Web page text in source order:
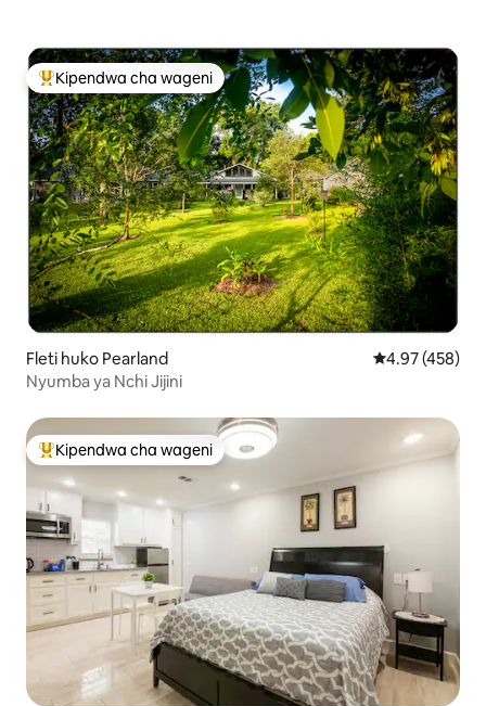
Kipendwa maarufu cha wageni
Kipendwa cha wageni
Fleti huko Pearland Ukadiriaji wa
4.97 (458)
Nyumba ya Nchi Jijini
Kipendwa maarufu cha wageni
Kipendwa cha wageni